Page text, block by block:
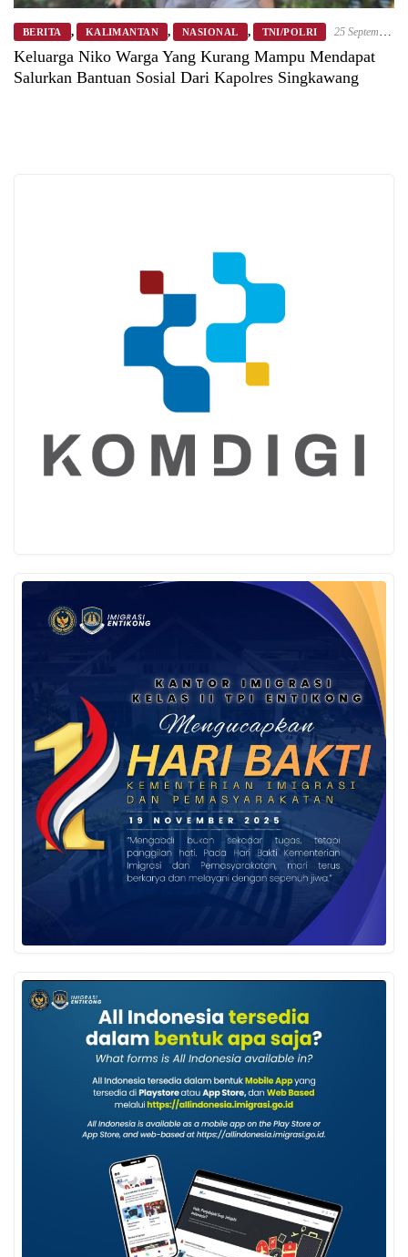
BERITA , KALIMANTAN , NASIONAL , TNI/POLRI
25 September
2025
Keluarga Niko Warga Yang Kurang Mampu Mendapat
Salurkan Bantuan Sosial Dari Kapolres Singkawang